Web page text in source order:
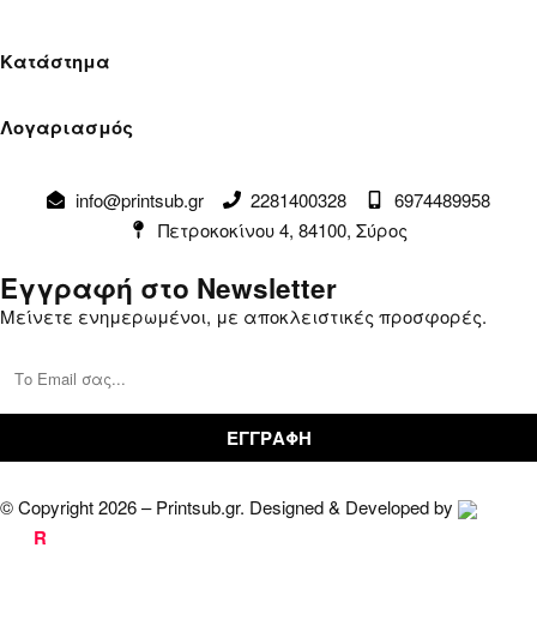
Κατάστημα
Πολιτική Απορρήτου
Συναλλαγές
Λογαριασμός
Παραγγελίεςinfo@printsub.gr 2281400328
6974489958
Πετροκοκίνου 4, 84100, Σύρος
Εγγραφή στο Newsletter
Μείνετε ενημερωμένοι, με αποκλειστικές προσφορές.
© Copyright 2026 – Printsub.gr. Designed & Developed by
R